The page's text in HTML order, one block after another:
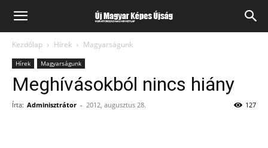
Kezdőlap Hírek Magyarságunk
Hírek Magyarságunk
Meghívásokból nincs hiány
Írta: Adminisztrátor - 2012, augusztus 28. 127